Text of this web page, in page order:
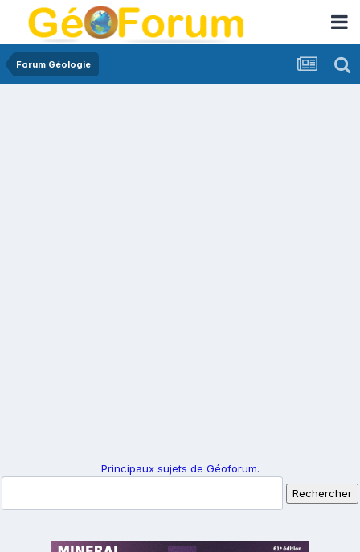
Forum Géologie
Principaux sujets de Géoforum.